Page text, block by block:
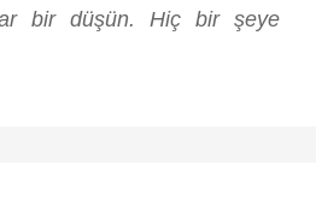
bir düşün. Hiç bir şeye